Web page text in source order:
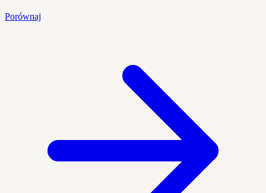
Porównaj